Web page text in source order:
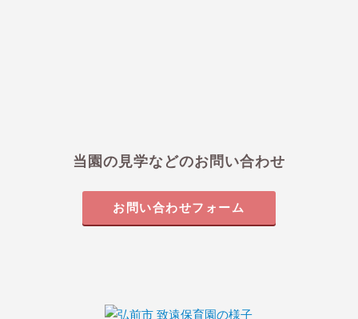
当園の見学などのお問い合わせ
お問い合わせフォーム